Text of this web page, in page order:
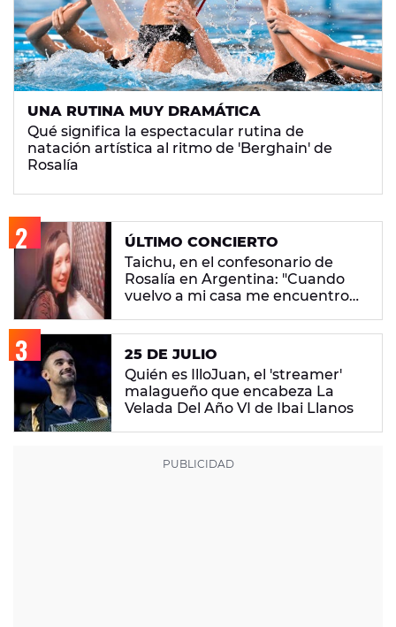
UNA RUTINA MUY DRAMÁTICA
Qué significa la espectacular rutina de
natación artística al ritmo de 'Berghain' de
Rosalía
ÚLTIMO CONCIERTO
Taichu, en el confesonario de
Rosalía en Argentina: "Cuando
vuelvo a mi casa me encuentro
25 DE JULIO
Quién es IlloJuan, el 'streamer'
malagueño que encabeza La
Velada Del Año VI de Ibai Llanos